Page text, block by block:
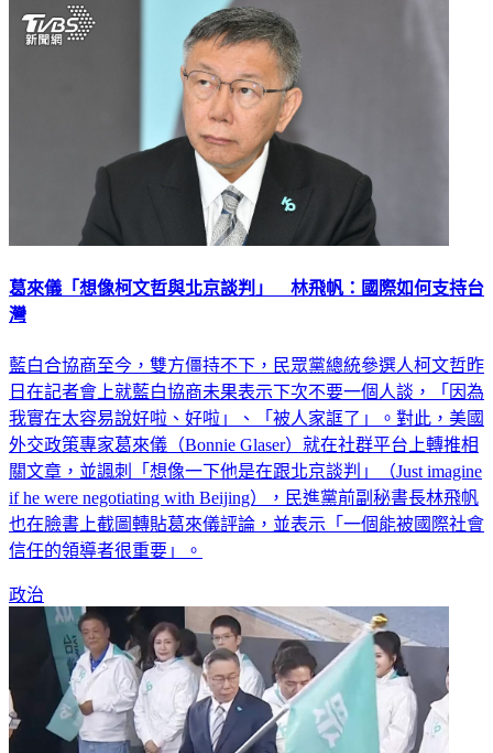
葛來儀「想像柯文哲與北京談判」 林飛帆：國際如何支持台
灣
藍白合協商至今，雙方僵持不下，民眾黨總統參選人柯文哲昨
日在記者會上就藍白協商未果表示下次不要一個人談，「因為
我實在太容易說好啦、好啦」、「被人家誆了」。對此，美國
外交政策專家葛來儀（Bonnie Glaser）就在社群平台上轉推相
關文章，並諷刺「想像一下他是在跟北京談判」（Just imagine
if he were negotiating with Beijing），民進黨前副秘書長林飛帆
也在臉書上截圖轉貼葛來儀評論，並表示「一個能被國際社會
信任的領導者很重要」。
政治